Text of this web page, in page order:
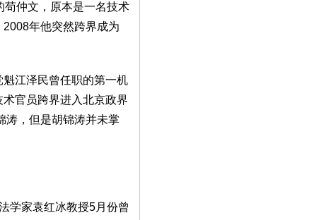
苟仲文，原本是一名技术
年他突然跨界成为
江泽民曾任职的第一机
官员跨界进入北京政界
涛，但是胡锦涛并未掌
学家袁红冰教授5月份曾